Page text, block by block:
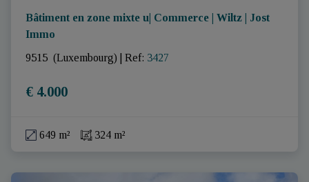
Bâtiment en zone mixte u| Commerce | Wiltz | Jost
Immo
9515  (Luxembourg)
Ref: 3427
€ 4.000
649 m² 324 m²